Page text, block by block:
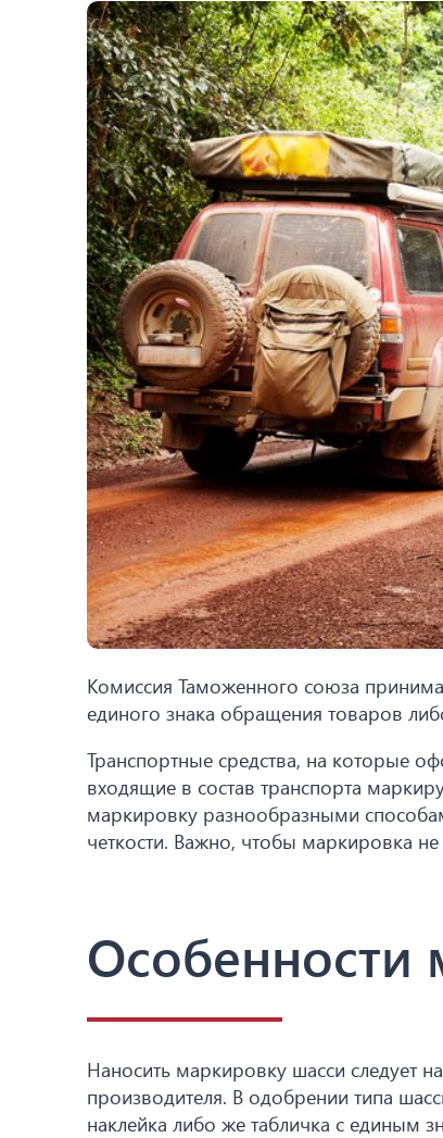
Комиссия Таможенного союза
единого знака обращения товаров
Транспортные средства, на которые
входящие в состав транспорта
маркировку разнообразными
четкости. Важно, чтобы маркировка
Особенности
Наносить маркировку шасси следует
производителя. В одобрении типа
наклейка либо же табличка с единым